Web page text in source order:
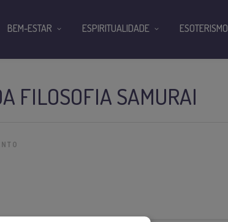
FILOSOFIA SAMURAI
BEM-ESTAR ESPIRITUALIDADE ESOTERISMO